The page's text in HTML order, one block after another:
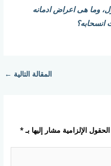
وما هى اعراض ادمانه
انسحابه؟
المقالة التالية ←
الحقول الإلزامية مشار إليها بـ*